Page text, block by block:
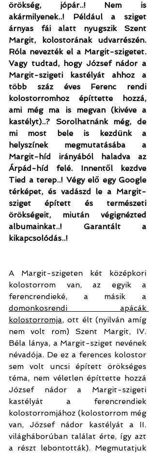
örökség, jópár..! Nem is
akármilyenek..! Például a sziget
árnyas fái alatt nyugszik Szent
Margit, kolostorának udvarrészén.
Róla nevezték el a Margit-szigetet.
Vagy tudtad, hogy József nádor a
Margit-szigeti kastélyát ahhoz a
több száz éves Ferenc rendi
kolostorromhoz építtette hozzá,
ami még ma is megvan (kivéve a
kastélyt)..? Sorolhatnánk még, de
mi most bele is kezdünk a
helyszínek megmutatásába a
Margit-híd irányából haladva az
Árpád-híd felé. Innentől kezdve
Tied a terep..! Végy elő egy Google
térképet, és vadászd le a Margit-
sziget épített és természeti
örökségeit, miután végignézted
albumainkat..! Garantált a
kikapcsolódás..!
A Margit-szigeten két középkori
kolostorrom van, az egyik a
domonkosrendi apácák
kolostorromja, ott élt (nyilván amíg
nem volt rom) Szent Margit, IV.
Béla lánya, a Margit-sziget nevének
névadója. De ez a ferences kolostor
sem volt uncsi épített örökséges
téma, nem véletlen építtette hozzá
József nádor a Margit-szigeti
kastélyát a ferencrendiek
kolostorromjához (kolostorrom még
van, József nádor kastélyát a II.
világháborúban találat érte, így azt
a részt lebontották). Megmutatjuk